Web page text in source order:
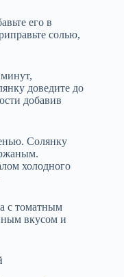
его в
солью,
доведите до
добавив
Солянку
холодного
с томатным
вкусом и